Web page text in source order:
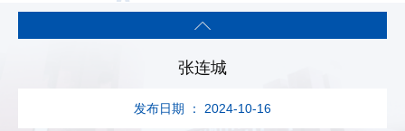
张连城
发布日期 ： 2024-10-16